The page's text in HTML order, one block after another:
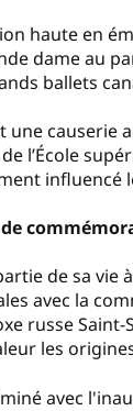
haute en
dame au
ballets
une causerie
l’École
influencé
de sa
avec la
russe Saint-
les
avec